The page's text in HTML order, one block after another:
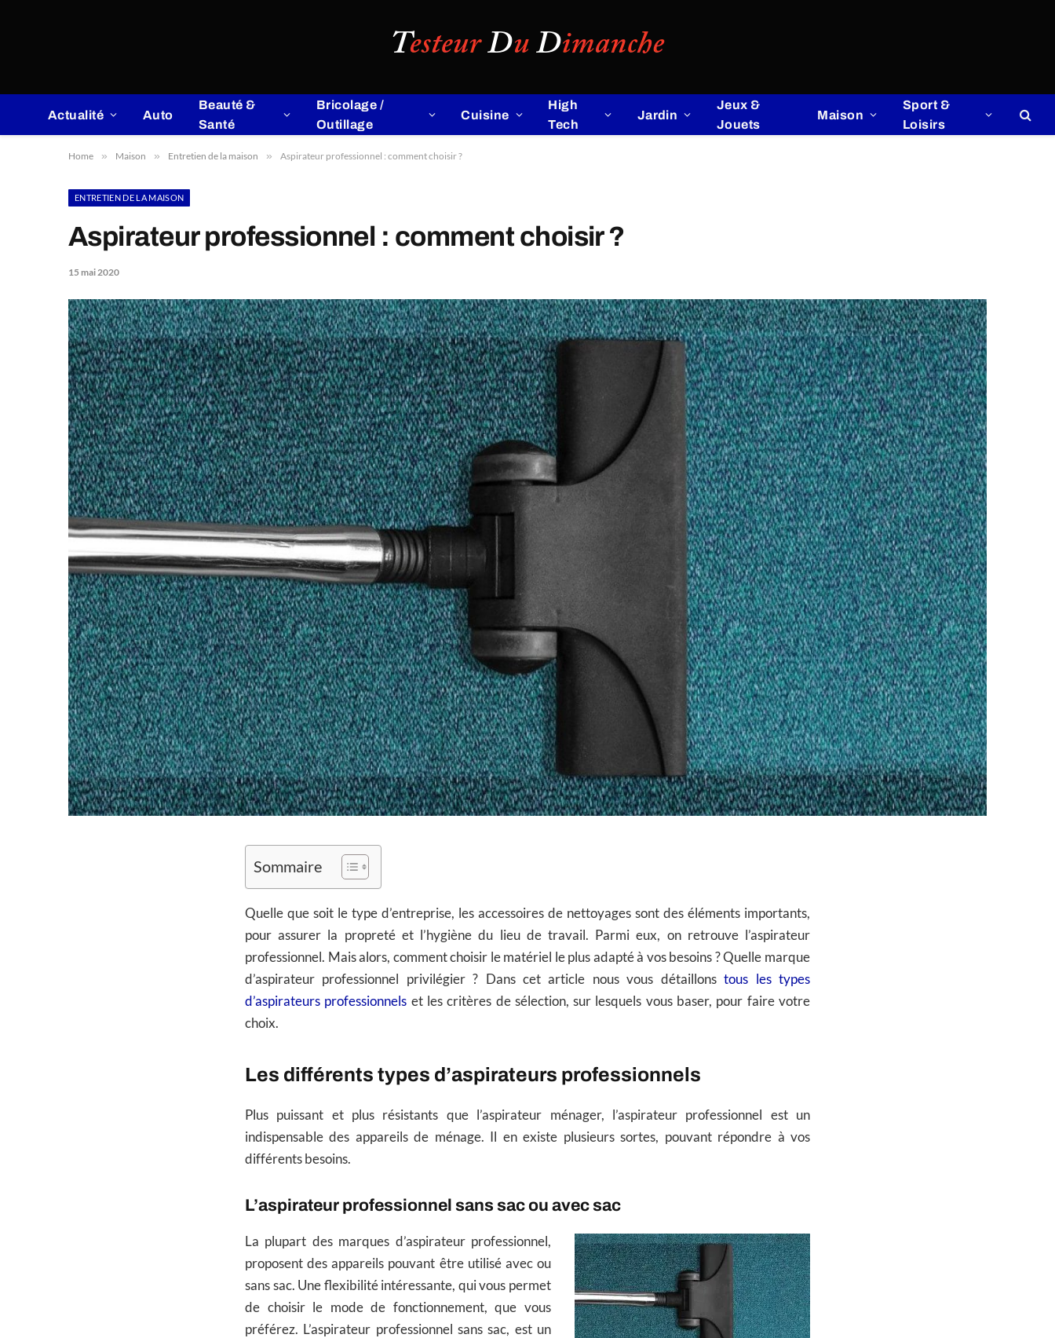
Actualité Auto
Beauté &
Santé
Bricolage /
Outillage
Cuisine
High
Tech
Jardin
Jeux &
Jouets
Maison
Sport &
Loisirs
Home » Maison » Entretien de la maison » Aspirateur professionnel : comment choisir ?
ENTRETIEN DE LA MAISON
Aspirateur professionnel : comment choisir ?
15 mai 2020
Sommaire
Quelle que soit le type d’entreprise, les accessoires de nettoyages sont des éléments importants,
pour assurer la propreté et l’hygiène du lieu de travail. Parmi eux, on retrouve l’aspirateur
professionnel. Mais alors, comment choisir le matériel le plus adapté à vos besoins ? Quelle marque
d’aspirateur professionnel privilégier ? Dans cet article nous vous détaillonstous les types
d’aspirateurs professionnels et les critères de sélection, sur lesquels vous baser, pour faire votre
choix.
Les différents types d’aspirateurs professionnels
Plus puissant et plus résistants que l’aspirateur ménager, l’aspirateur professionnel est un
indispensable des appareils de ménage. Il en existe plusieurs sortes, pouvant répondre à vos
différents besoins.
L’aspirateur professionnel sans sac ou avec sac
La plupart des marques d’aspirateur professionnel,
proposent des appareils pouvant être utilisé avec ou
sans sac. Une flexibilité intéressante, qui vous permet
de choisir le mode de fonctionnement, que vous
préférez. L’aspirateur professionnel sans sac, est un